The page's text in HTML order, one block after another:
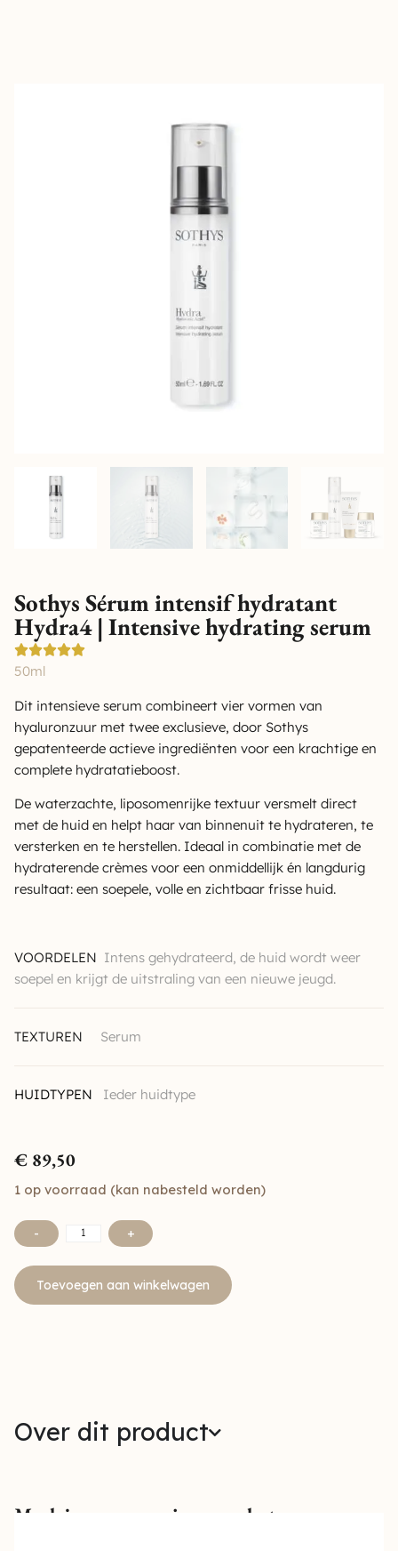
Sothys Sérum intensif hydratant
Hydra4 | Intensive hydrating serum
50ml
Dit intensieve serum combineert vier vormen van
hyaluronzuur met twee exclusieve, door Sothys
gepatenteerde actieve ingrediënten voor een krachtige en
complete hydratatieboost.
De waterzachte, liposomenrijke textuur versmelt direct
met de huid en helpt haar van binnenuit te hydrateren, te
versterken en te herstellen. Ideaal in combinatie met de
hydraterende crèmes voor een onmiddellijk én langdurig
resultaat: een soepele, volle en zichtbaar frisse huid.
VOORDELEN Intens gehydrateerd, de huid wordt weer
soepel en krijgt de uitstraling van een nieuwe jeugd.
TEXTUREN Serum
HUIDTYPEN Ieder huidtype
€ 89,50
1 op voorraad (kan nabesteld worden)
- +
Toevoegen aan winkelwagen
Over dit product
Maak jouw verzorging compleet